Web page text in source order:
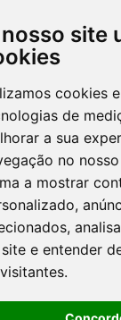
site
cookies
de
a sua
no
a mostrar
e entender